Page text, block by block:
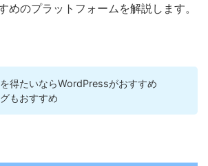
めのプラットフォームを解説します。
を得たいならWordPressがおすすめ
もおすすめ